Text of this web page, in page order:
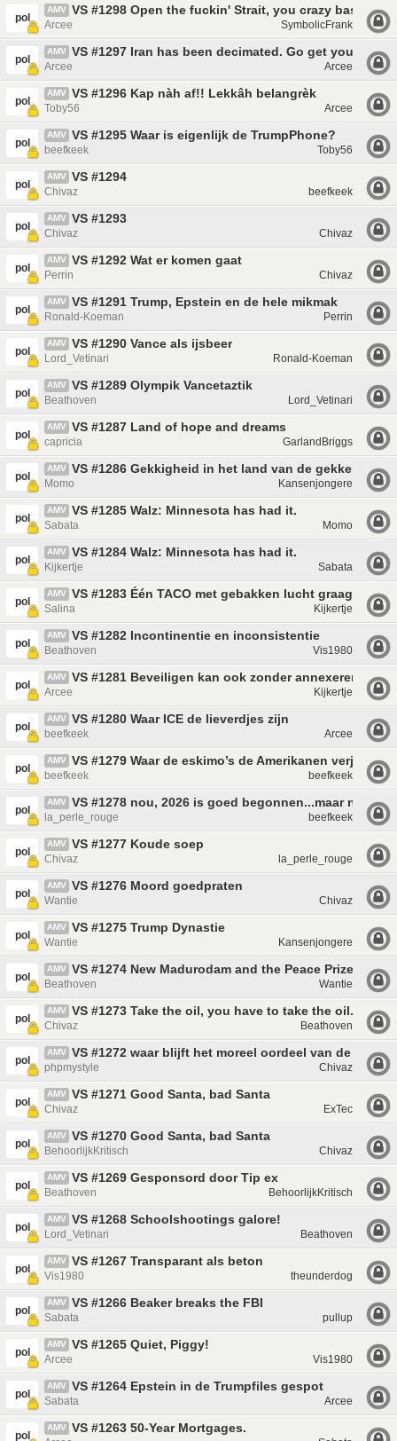
pol
AMV VS #1298 Open the fuckin' Strait, you crazy bastards!
Arcee SymbolicFrank
pol
AMV VS #1297 Iran has been decimated. Go get your own
Arcee Arcee
pol
AMV VS #1296 Kap nàh af!! Lekkâh belangrèk
Toby56 Arcee
pol
AMV VS #1295 Waar is eigenlijk de TrumpPhone?
beefkeek Toby56
pol
AMV VS #1294
Chivaz beefkeek
pol
AMV VS #1293
Chivaz Chivaz
pol
AMV VS #1292 Wat er komen gaat
Perrin Chivaz
pol
AMV VS #1291 Trump, Epstein en de hele mikmak
Ronald-Koeman Perrin
pol
AMV VS #1290 Vance als ijsbeer
Lord_Vetinari Ronald-Koeman
pol
AMV VS #1289 Olympik Vancetaztik
Beathoven Lord_Vetinari
pol
AMV VS #1287 Land of hope and dreams
capricia GarlandBriggs
pol
AMV VS #1286 Gekkigheid in het land van de gekken
Momo Kansenjongere
pol
AMV VS #1285 Walz: Minnesota has had it.
Sabata Momo
pol
AMV VS #1284 Walz: Minnesota has had it.
Kijkertje Sabata
pol
AMV VS #1283 Één TACO met gebakken lucht graag
Salina Kijkertje
pol
AMV VS #1282 Incontinentie en inconsistentie
Beathoven Vis1980
pol
AMV VS #1281 Beveiligen kan ook zonder annexeren.
Arcee Kijkertje
pol
AMV VS #1280 Waar ICE de lieverdjes zijn
beefkeek Arcee
pol
AMV VS #1279 Waar de eskimo’s de Amerikanen verjagen
beefkeek beefkeek
pol
AMV VS #1278 nou, 2026 is goed begonnen...maar niet
la_perle_rouge beefkeek
pol
AMV VS #1277 Koude soep
Chivaz la_perle_rouge
pol
AMV VS #1276 Moord goedpraten
Wantie Chivaz
pol
AMV VS #1275 Trump Dynastie
Wantie Kansenjongere
pol
AMV VS #1274 New Madurodam and the Peace Prize
Beathoven Wantie
pol
AMV VS #1273 Take the oil, you have to take the oil.
Chivaz Beathoven
pol
AMV VS #1272 waar blijft het moreel oordeel van de EU?
phpmystyle Chivaz
pol
AMV VS #1271 Good Santa, bad Santa
Chivaz ExTec
pol
AMV VS #1270 Good Santa, bad Santa
BehoorlijkKritisch Chivaz
pol
AMV VS #1269 Gesponsord door Tip ex
Beathoven BehoorlijkKritisch
pol
AMV VS #1268 Schoolshootings galore!
Lord_Vetinari Beathoven
pol
AMV VS #1267 Transparant als beton
Vis1980 theunderdog
pol
AMV VS #1266 Beaker breaks the FBI
Sabata pullup
pol
AMV VS #1265 Quiet, Piggy!
Arcee Vis1980
pol
AMV VS #1264 Epstein in de Trumpfiles gespot
Sabata Arcee
pol
AMV VS #1263 50-Year Mortgages.